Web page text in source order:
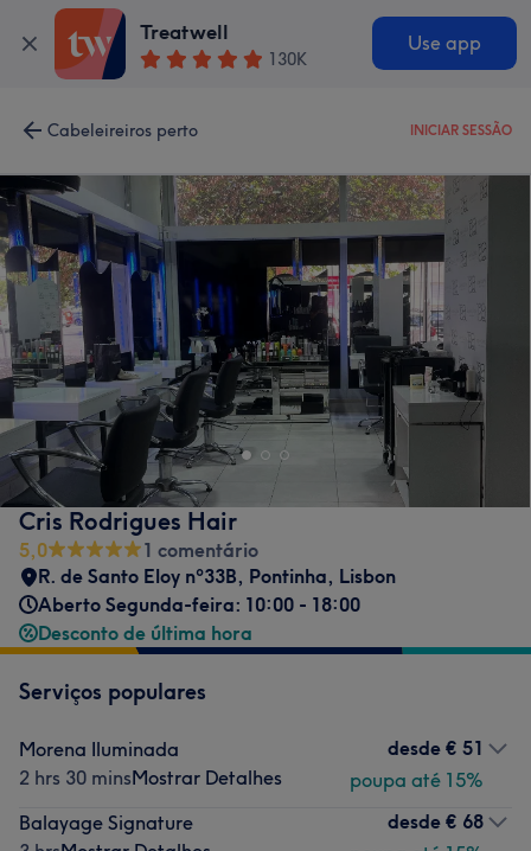
Treatwell
130K
Use app
Cabeleireiros perto INICIAR SESSÃO
Cris Rodrigues Hair
5,0
1 comentário
R. de Santo Eloy nº33B, Pontinha, Lisbon
Aberto Segunda-feira: 10:00 - 18:00
Desconto de última hora
Serviços populares
Morena Iluminada
2 hrs 30 minsMostrar Detalhes
desde € 51
poupa até 15%
Balayage Signature
desde € 68